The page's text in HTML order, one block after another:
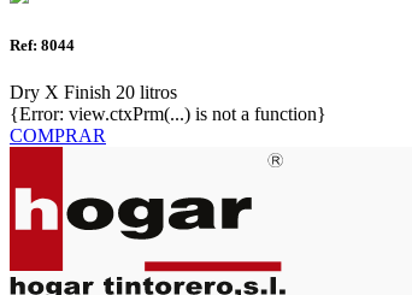
Ref: 8044
Dry X Finish 20 litros
{Error: view.ctxPrm(...) is not a function}
COMPRAR